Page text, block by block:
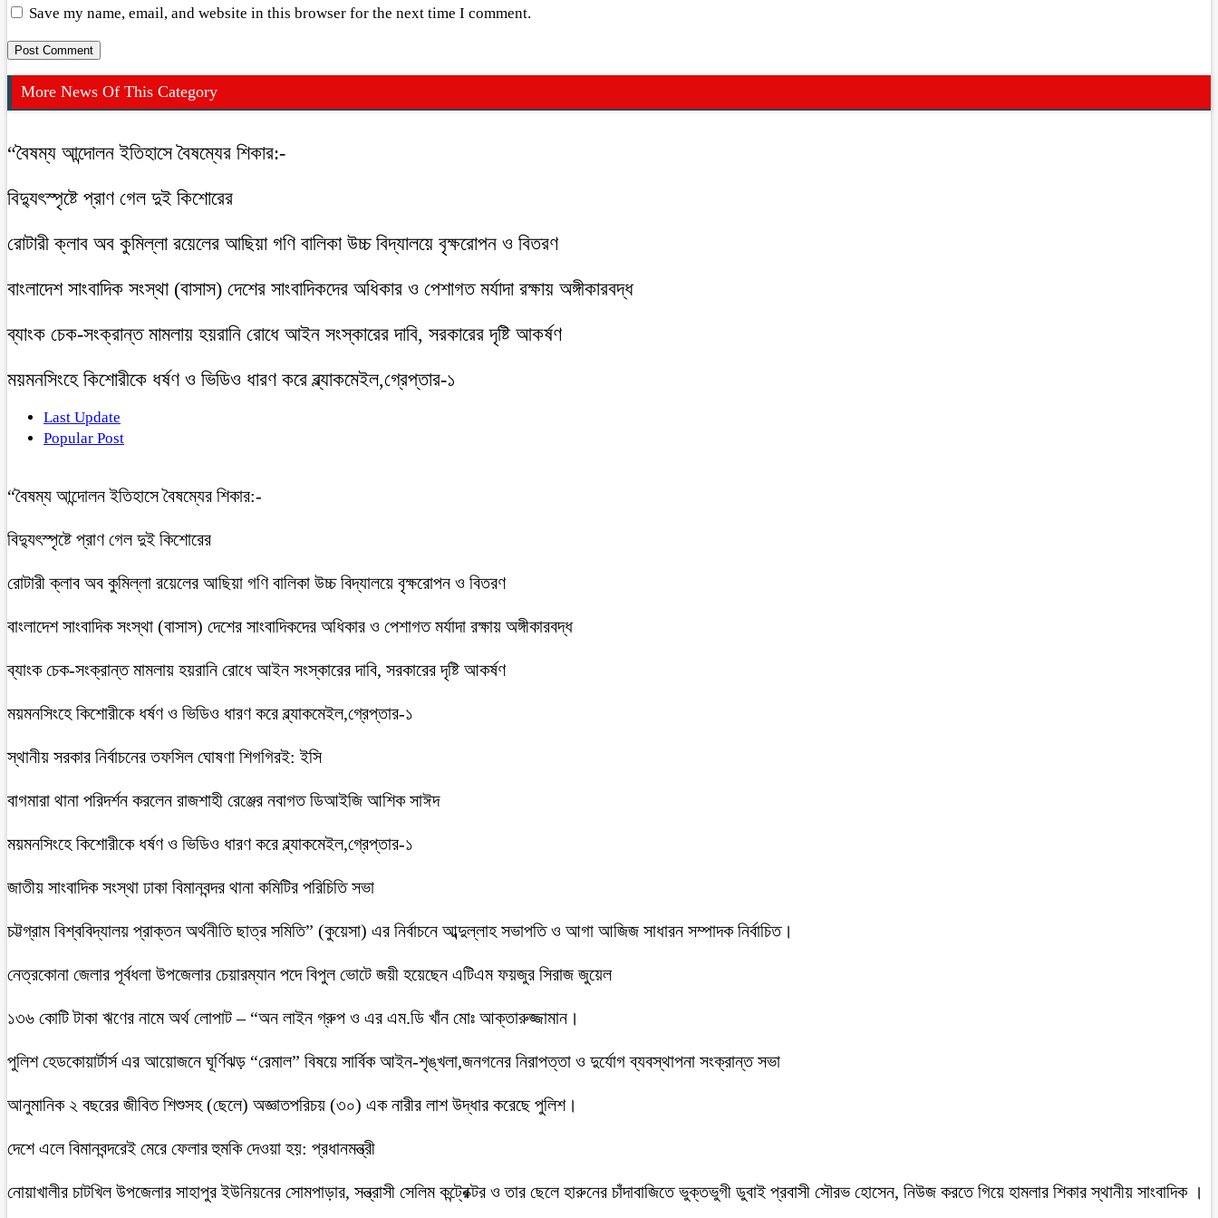
Save my name, email, and website in this browser for the next time I comment.
More News Of This Category
“বৈষম্য আন্দোলন ইতিহাসে বৈষম্যের শিকার:-
বিদ্যুৎস্পৃষ্টে প্রাণ গেল দুই কিশোরের
রোটারী ক্লাব অব কুমিল্লা রয়েলের আছিয়া গণি বালিকা উচ্চ বিদ্যালয়ে বৃক্ষরোপন ও বিতরণ
বাংলাদেশ সাংবাদিক সংস্থা (বাসাস) দেশের সাংবাদিকদের অধিকার ও পেশাগত মর্যাদা রক্ষায় অঙ্গীকারবদ্ধ
ব্যাংক চেক-সংক্রান্ত মামলায় হয়রানি রোধে আইন সংস্কারের দাবি, সরকারের দৃষ্টি আকর্ষণ
ময়মনসিংহে কিশোরীকে ধর্ষণ ও ভিডিও ধারণ করে ব্ল্যাকমেইল,গ্রেপ্তার-১
Last Update
Popular Post
“বৈষম্য আন্দোলন ইতিহাসে বৈষম্যের শিকার:-
বিদ্যুৎস্পৃষ্টে প্রাণ গেল দুই কিশোরের
রোটারী ক্লাব অব কুমিল্লা রয়েলের আছিয়া গণি বালিকা উচ্চ বিদ্যালয়ে বৃক্ষরোপন ও বিতরণ
বাংলাদেশ সাংবাদিক সংস্থা (বাসাস) দেশের সাংবাদিকদের অধিকার ও পেশাগত মর্যাদা রক্ষায় অঙ্গীকারবদ্ধ
ব্যাংক চেক-সংক্রান্ত মামলায় হয়রানি রোধে আইন সংস্কারের দাবি, সরকারের দৃষ্টি আকর্ষণ
ময়মনসিংহে কিশোরীকে ধর্ষণ ও ভিডিও ধারণ করে ব্ল্যাকমেইল,গ্রেপ্তার-১
স্থানীয় সরকার নির্বাচনের তফসিল ঘোষণা শিগগিরই: ইসি
বাগমারা থানা পরিদর্শন করলেন রাজশাহী রেঞ্জের নবাগত ডিআইজি আশিক সাঈদ
ময়মনসিংহে কিশোরীকে ধর্ষণ ও ভিডিও ধারণ করে ব্ল্যাকমেইল,গ্রেপ্তার-১
জাতীয় সাংবাদিক সংস্থা ঢাকা বিমানবন্দর থানা কমিটির পরিচিতি সভা
চট্টগ্রাম বিশ্ববিদ্যালয় প্রাক্তন অর্থনীতি ছাত্র সমিতি” (কুয়েসা) এর নির্বাচনে আব্দুল্লাহ সভাপতি ও আগা আজিজ সাধারন সম্পাদক নির্বাচিত।
নেত্রকোনা জেলার পূর্বধলা উপজেলার চেয়ারম্যান পদে বিপুল ভোটে জয়ী হয়েছেন এটিএম ফয়জুর সিরাজ জুয়েল
১৩৬ কোটি টাকা ঋণের নামে অর্থ লোপাট – “অন লাইন গ্রুপ ও এর এম.ডি খাঁন মোঃ আক্তারুজ্জামান।
পুলিশ হেডকোয়ার্টার্স এর আয়োজনে ঘূর্ণিঝড় “রেমাল” বিষয়ে সার্বিক আইন-শৃঙ্খলা,জনগনের নিরাপত্তা ও দুর্যোগ ব্যবস্থাপনা সংক্রান্ত সভা
আনুমানিক ২ বছরের জীবিত শিশুসহ (ছেলে) অজ্ঞাতপরিচয় (৩০) এক নারীর লাশ উদ্ধার করেছে পুলিশ।
দেশে এলে বিমানবন্দরেই মেরে ফেলার হুমকি দেওয়া হয়: প্রধানমন্ত্রী
নোয়াখালীর চাটখিল উপজেলার সাহাপুর ইউনিয়নের সোমপাড়ার, সন্ত্রাসী সেলিম কন্ট্রেক্টর ও তার ছেলে হারুনের চাঁদাবাজিতে ভুক্তভুগী ডুবাই প্রবাসী সৌরভ হোসেন, নিউজ করতে গিয়ে হামলার শিকার স্থানীয় সাংবাদিক ।